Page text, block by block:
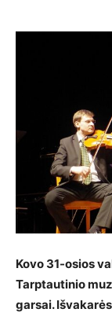
Kovo 31-osios
Tarptautinio
garsai.